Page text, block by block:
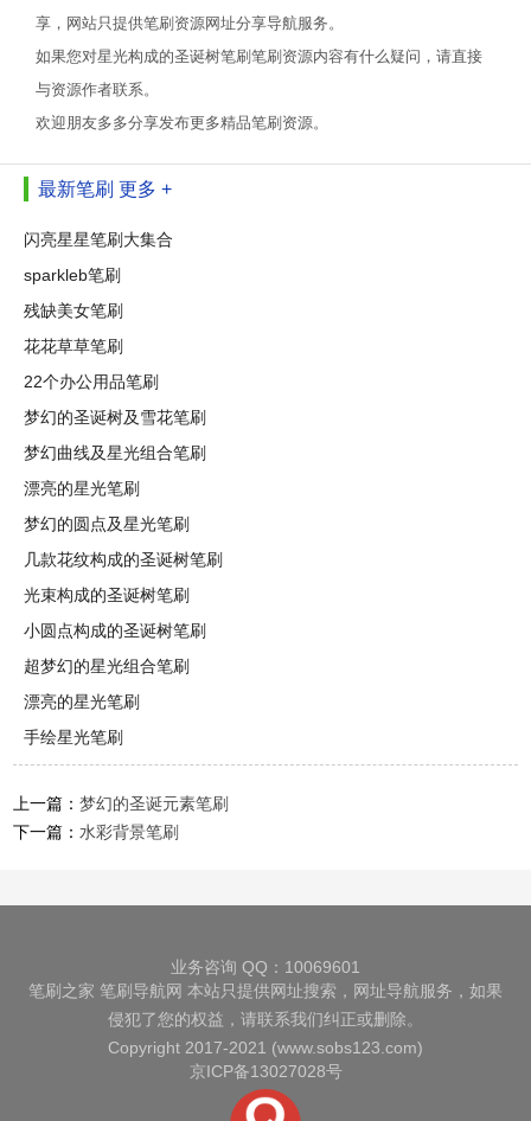
享，网站只提供笔刷资源网址分享导航服务。
如果您对星光构成的圣诞树笔刷笔刷资源内容有什么疑问，请直接
与资源作者联系。
欢迎朋友多多分享发布更多精品笔刷资源。
最新笔刷 更多 +
闪亮星星笔刷大集合
sparkleb笔刷
残缺美女笔刷
花花草草笔刷
22个办公用品笔刷
梦幻的圣诞树及雪花笔刷
梦幻曲线及星光组合笔刷
漂亮的星光笔刷
梦幻的圆点及星光笔刷
几款花纹构成的圣诞树笔刷
光束构成的圣诞树笔刷
小圆点构成的圣诞树笔刷
超梦幻的星光组合笔刷
漂亮的星光笔刷
手绘星光笔刷
上一篇：梦幻的圣诞元素笔刷
下一篇：水彩背景笔刷
业务咨询 QQ：10069601
笔刷之家 笔刷导航网 本站只提供网址搜索，网址导航服务，如果
侵犯了您的权益，请联系我们纠正或删除。
Copyright 2017-2021 (www.sobs123.com)
京ICP备13027028号